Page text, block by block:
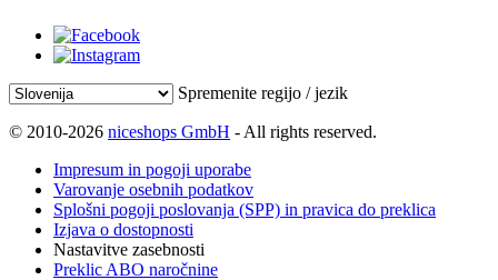
Spremenite regijo / jezik
© 2010-2026 niceshops GmbH - All rights reserved.
Impresum in pogoji uporabe
Varovanje osebnih podatkov
Splošni pogoji poslovanja (SPP) in pravica do preklica
Izjava o dostopnosti
Nastavitve zasebnosti
Preklic ABO naročnine